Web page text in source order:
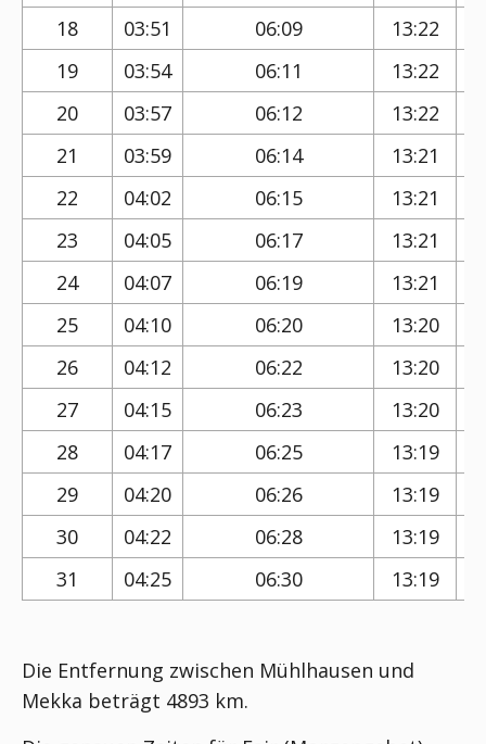
18 03:51 06:09 13:22
19
03:54 06:11 13:22
20
03:57 06:12 13:22
21
03:59 06:14 13:21
22
04:02 06:15 13:21
23
04:05 06:17 13:21
24
04:07 06:19 13:21
25
04:10 06:20 13:20
26
04:12 06:22 13:20
27
04:15 06:23 13:20
28
04:17 06:25 13:19
29
04:20 06:26 13:19
30
04:22 06:28 13:19
31
04:25 06:30 13:19
Die Entfernung zwischen Mühlhausen und
Mekka beträgt 4893 km.